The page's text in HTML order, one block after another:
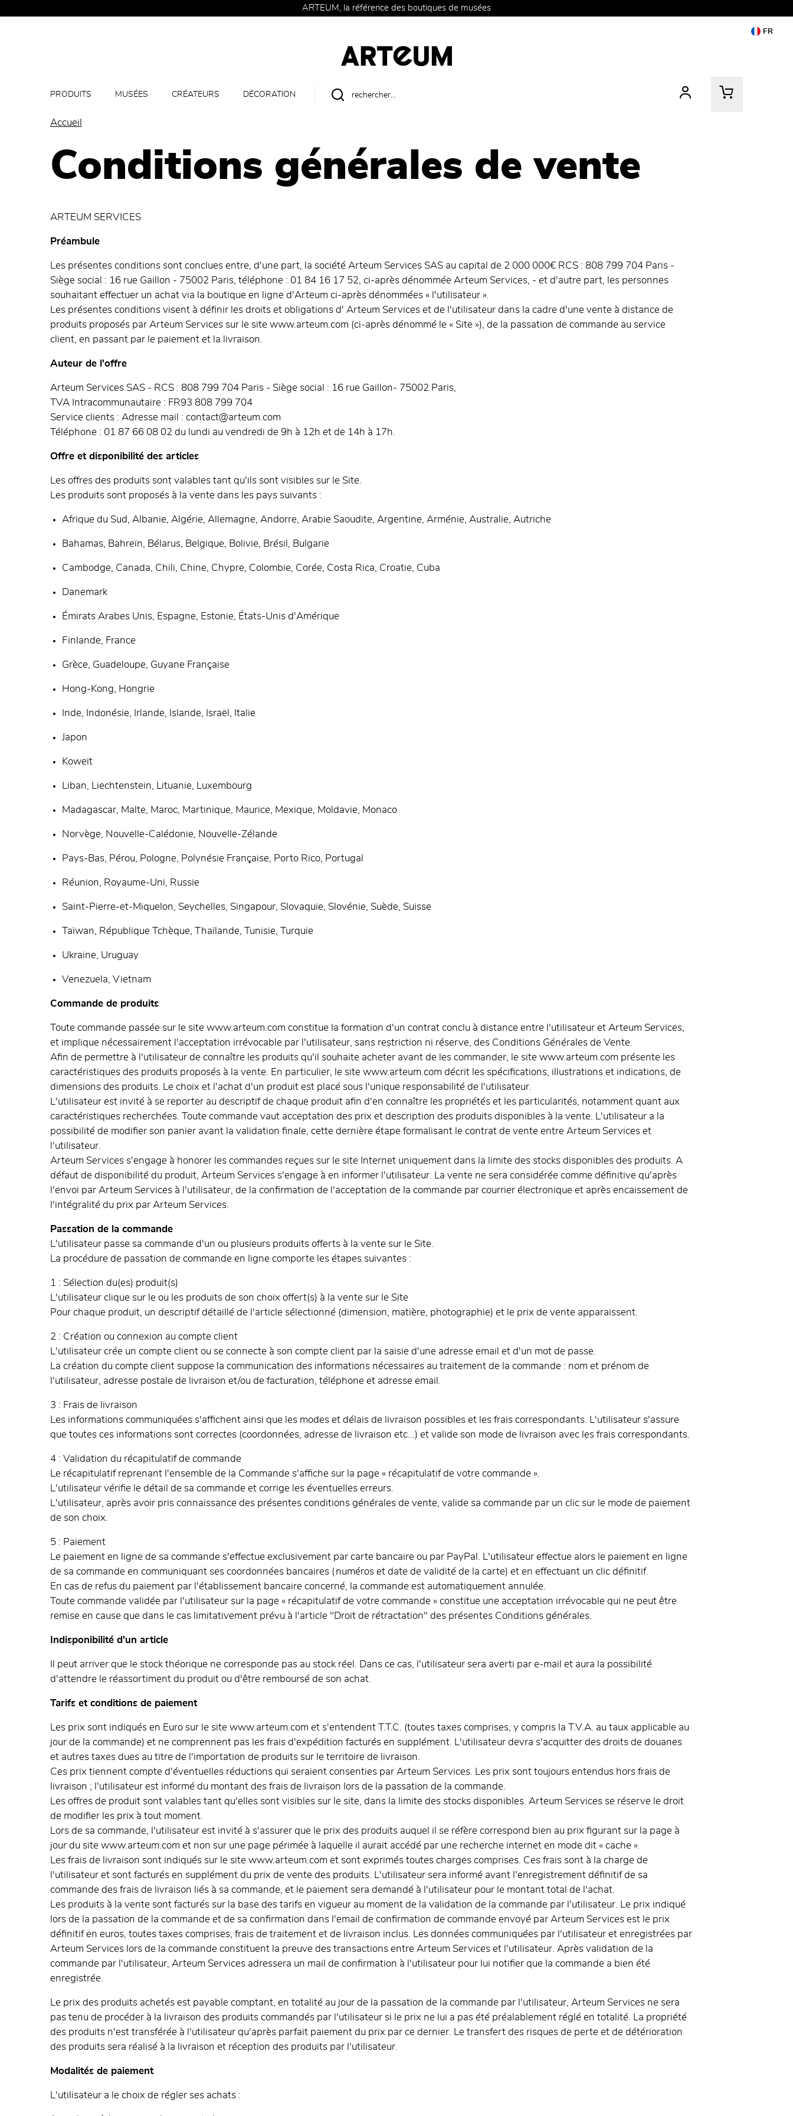
ARTEUM, la référence des boutiques de musées
FR
PRODUITS MUSÉES CRÉATEURS DÉCORATION
Accueil
Conditions générales de vente
ARTEUM SERVICES
Préambule
Les présentes conditions sont conclues entre, d'une part, la société Arteum Services SAS au capital de 2 000 000€ RCS : 808 799 704 Paris -
Siège social : 16 rue Gaillon - 75002 Paris, téléphone : 01 84 16 17 52, ci-après dénommée Arteum Services, - et d'autre part, les personnes
souhaitant effectuer un achat via la boutique en ligne d'Arteum ci-après dénommées « l'utilisateur ».
Les présentes conditions visent à définir les droits et obligations d' Arteum Services et de l'utilisateur dans la cadre d'une vente à distance de
produits proposés par Arteum Services sur le site www.arteum.com (ci-après dénommé le « Site »), de la passation de commande au service
client, en passant par le paiement et la livraison.
Auteur de l'offre
Arteum Services SAS - RCS : 808 799 704 Paris - Siège social : 16 rue Gaillon- 75002 Paris,
TVA Intracommunautaire : FR93 808 799 704
Service clients : Adresse mail : contact@arteum.com
Téléphone : 01 87 66 08 02 du lundi au vendredi de 9h à 12h et de 14h à 17h.
Offre et disponibilité des articles
Les offres des produits sont valables tant qu'ils sont visibles sur le Site.
Les produits sont proposés à la vente dans les pays suivants :
Afrique du Sud, Albanie, Algérie, Allemagne, Andorre, Arabie Saoudite, Argentine, Arménie, Australie, Autriche
Bahamas, Bahreïn, Bélarus, Belgique, Bolivie, Brésil, Bulgarie
Cambodge, Canada, Chili, Chine, Chypre, Colombie, Corée, Costa Rica, Croatie, Cuba
Danemark
Émirats Arabes Unis, Espagne, Estonie, États-Unis d'Amérique
Finlande, France
Grèce, Guadeloupe, Guyane Française
Hong-Kong, Hongrie
Inde, Indonésie, Irlande, Islande, Israël, Italie
Japon
Koweït
Liban, Liechtenstein, Lituanie, Luxembourg
Madagascar, Malte, Maroc, Martinique, Maurice, Mexique, Moldavie, Monaco
Norvège, Nouvelle-Calédonie, Nouvelle-Zélande
Pays-Bas, Pérou, Pologne, Polynésie Française, Porto Rico, Portugal
Réunion, Royaume-Uni, Russie
Saint-Pierre-et-Miquelon, Seychelles, Singapour, Slovaquie, Slovénie, Suède, Suisse
Taïwan, République Tchèque, Thaïlande, Tunisie, Turquie
Ukraine, Uruguay
Venezuela, Vietnam
Commande de produits
Toute commande passée sur le site www.arteum.com constitue la formation d'un contrat conclu à distance entre l'utilisateur et Arteum Services,
et implique nécessairement l'acceptation irrévocable par l'utilisateur, sans restriction ni réserve, des Conditions Générales de Vente.
Afin de permettre à l'utilisateur de connaître les produits qu'il souhaite acheter avant de les commander, le site www.arteum.com présente les
caractéristiques des produits proposés à la vente. En particulier, le site www.arteum.com décrit les spécifications, illustrations et indications, de
dimensions des produits. Le choix et l'achat d'un produit est placé sous l'unique responsabilité de l'utilisateur.
L'utilisateur est invité à se reporter au descriptif de chaque produit afin d'en connaître les propriétés et les particularités, notamment quant aux
caractéristiques recherchées. Toute commande vaut acceptation des prix et description des produits disponibles à la vente. L'utilisateur a la
possibilité de modifier son panier avant la validation finale, cette dernière étape formalisant le contrat de vente entre Arteum Services et
l'utilisateur.
Arteum Services s'engage à honorer les commandes reçues sur le site Internet uniquement dans la limite des stocks disponibles des produits. A
défaut de disponibilité du produit, Arteum Services s'engage à en informer l'utilisateur. La vente ne sera considérée comme définitive qu'après
l'envoi par Arteum Services à l'utilisateur, de la confirmation de l'acceptation de la commande par courrier électronique et après encaissement de
l'intégralité du prix par Arteum Services.
Passation de la commande
L'utilisateur passe sa commande d'un ou plusieurs produits offerts à la vente sur le Site.
La procédure de passation de commande en ligne comporte les étapes suivantes :
1 : Sélection du(es) produit(s)
L'utilisateur clique sur le ou les produits de son choix offert(s) à la vente sur le Site
Pour chaque produit, un descriptif détaillé de l'article sélectionné (dimension, matière, photographie) et le prix de vente apparaissent.
2 : Création ou connexion au compte client
L'utilisateur crée un compte client ou se connecte à son compte client par la saisie d'une adresse email et d'un mot de passe.
La création du compte client suppose la communication des informations nécessaires au traitement de la commande : nom et prénom de
l'utilisateur, adresse postale de livraison et/ou de facturation, téléphone et adresse email.
3 : Frais de livraison
Les informations communiquées s'affichent ainsi que les modes et délais de livraison possibles et les frais correspondants. L'utilisateur s'assure
que toutes ces informations sont correctes (coordonnées, adresse de livraison etc...) et valide son mode de livraison avec les frais correspondants.
4 : Validation du récapitulatif de commande
Le récapitulatif reprenant l'ensemble de la Commande s'affiche sur la page « récapitulatif de votre commande ».
L'utilisateur vérifie le détail de sa commande et corrige les éventuelles erreurs.
L'utilisateur, après avoir pris connaissance des présentes conditions générales de vente, valide sa commande par un clic sur le mode de paiement
de son choix.
5 : Paiement
Le paiement en ligne de sa commande s'effectue exclusivement par carte bancaire ou par PayPal. L'utilisateur effectue alors le paiement en ligne
de sa commande en communiquant ses coordonnées bancaires (numéros et date de validité de la carte) et en effectuant un clic définitif.
En cas de refus du paiement par l'établissement bancaire concerné, la commande est automatiquement annulée.
Toute commande validée par l'utilisateur sur la page « récapitulatif de votre commande » constitue une acceptation irrévocable qui ne peut être
remise en cause que dans le cas limitativement prévu à l'article "Droit de rétractation" des présentes Conditions générales.
Indisponibilité d'un article
Il peut arriver que le stock théorique ne corresponde pas au stock réel. Dans ce cas, l'utilisateur sera averti par e-mail et aura la possibilité
d'attendre le réassortiment du produit ou d'être remboursé de son achat.
Tarifs et conditions de paiement
Les prix sont indiqués en Euro sur le site www.arteum.com et s'entendent T.T.C. (toutes taxes comprises, y compris la T.V.A. au taux applicable au
jour de la commande) et ne comprennent pas les frais d'expédition facturés en supplément. L'utilisateur devra s'acquitter des droits de douanes
et autres taxes dues au titre de l'importation de produits sur le territoire de livraison.
Ces prix tiennent compte d'éventuelles réductions qui seraient consenties par Arteum Services. Les prix sont toujours entendus hors frais de
livraison ; l'utilisateur est informé du montant des frais de livraison lors de la passation de la commande.
Les offres de produit sont valables tant qu'elles sont visibles sur le site, dans la limite des stocks disponibles. Arteum Services se réserve le droit
de modifier les prix à tout moment.
Lors de sa commande, l'utilisateur est invité à s'assurer que le prix des produits auquel il se réfère correspond bien au prix figurant sur la page à
jour du site www.arteum.com et non sur une page périmée à laquelle il aurait accédé par une recherche internet en mode dit « cache ».
Les frais de livraison sont indiqués sur le site www.arteum.com et sont exprimés toutes charges comprises. Ces frais sont à la charge de
l'utilisateur et sont facturés en supplément du prix de vente des produits. L'utilisateur sera informé avant l'enregistrement définitif de sa
commande des frais de livraison liés à sa commande, et le paiement sera demandé à l'utilisateur pour le montant total de l'achat.
Les produits à la vente sont facturés sur la base des tarifs en vigueur au moment de la validation de la commande par l'utilisateur. Le prix indiqué
lors de la passation de la commande et de sa confirmation dans l'email de confirmation de commande envoyé par Arteum Services est le prix
définitif en euros, toutes taxes comprises, frais de traitement et de livraison inclus. Les données communiquées par l'utilisateur et enregistrées par
Arteum Services lors de la commande constituent la preuve des transactions entre Arteum Services et l'utilisateur. Après validation de la
commande par l'utilisateur, Arteum Services adressera un mail de confirmation à l'utilisateur pour lui notifier que la commande a bien été
enregistrée.
Le prix des produits achetés est payable comptant, en totalité au jour de la passation de la commande par l'utilisateur, Arteum Services ne sera
pas tenu de procéder à la livraison des produits commandés par l'utilisateur si le prix ne lui a pas été préalablement réglé en totalité. La propriété
des produits n'est transférée à l'utilisateur qu'après parfait paiement du prix par ce dernier. Le transfert des risques de perte et de détérioration
des produits sera réalisé à la livraison et réception des produits par l'utilisateur.
Modalités de paiement
L'utilisateur a le choix de régler ses achats :